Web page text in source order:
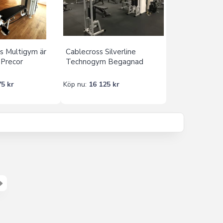
Multigym är
kr
Cablecross Silverline
Technogym Begagnad
Köp nu: 16 125 kr